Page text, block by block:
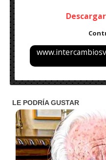
Descargar
Autodesk Advance Steel
Idioma: Español & Inglés
Peso: 3 GB
Medicina: Incl.